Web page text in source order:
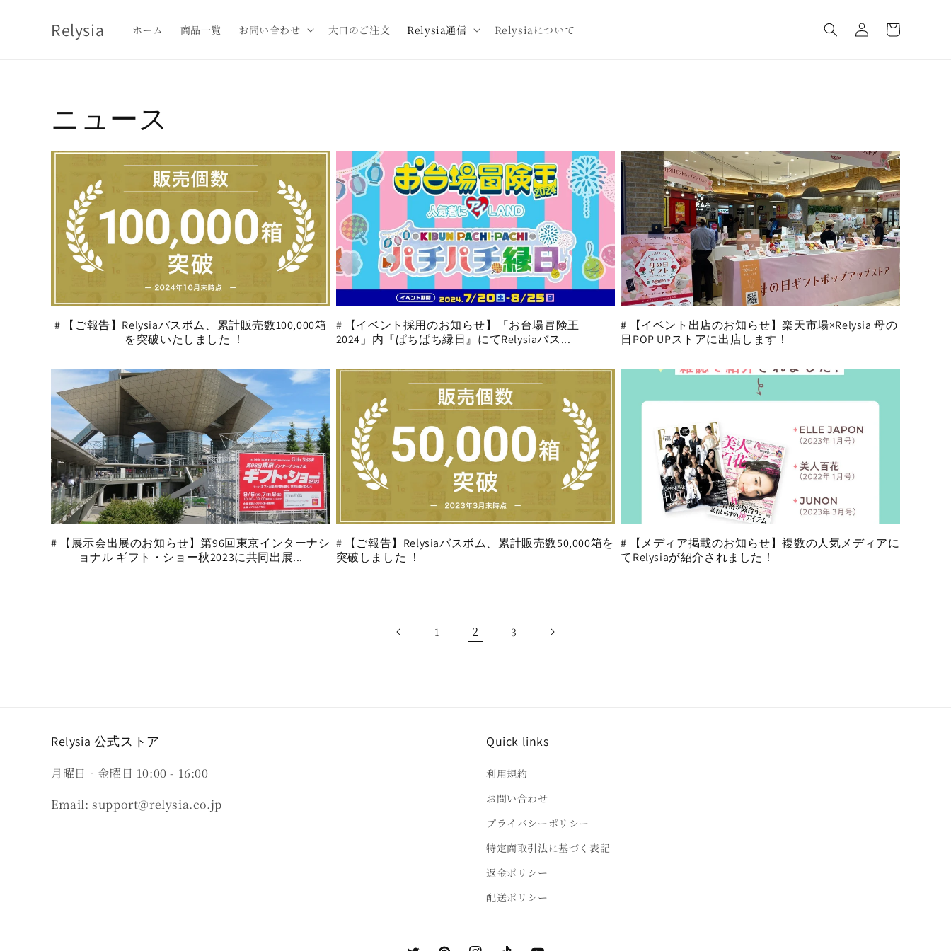
Relysia ホーム 商品一覧 お問い合わせ 大口のご注文 Relysia通信 Relysiaについて
グ
イ
ー
ニュース
# 【ご報告】Relysiaバスボム、累計販売数100,000箱
を突破いたしました ！
# 【イベント採用のお知らせ】「お台場冒険王
2024」内『ぱちぱち縁日』にてRelysiaバス...
# 【イベント出店のお知らせ】楽天市場×Relysia 母の
日POP UPストアに出店します！
# 【展示会出展のお知らせ】第96回東京インターナシ
ョナル ギフト・ショー秋2023に共同出展...
# 【ご報告】Relysiaバスボム、累計販売数50,000箱を
突破しました ！
# 【メディア掲載のお知らせ】複数の人気メディアに
てRelysiaが紹介されました！
1 2 3
Relysia 公式ストア
月曜日‐金曜日 10:00 - 16:00
Email: support@relysia.co.jp
Quick links
利用規約
お問い合わせ
プライバシーポリシー
特定商取引法に基づく表記
返金ポリシー
配送ポリシー